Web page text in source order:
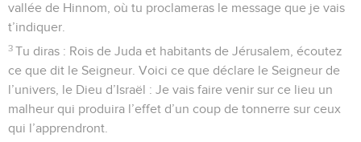
vallée de Hinnom, où tu proclameras le message que je vais
t’indiquer.
3 Tu diras : Rois de Juda et habitants de Jérusalem, écoutez
ce que dit le Seigneur. Voici ce que déclare le Seigneur de
l’univers, le Dieu d’Israël : Je vais faire venir sur ce lieu un
malheur qui produira l’effet d’un coup de tonnerre sur ceux
qui l’apprendront.